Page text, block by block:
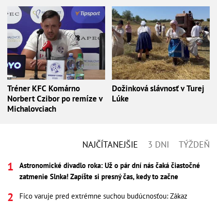
Tréner KFC Komárno
Norbert Czibor po remíze v
Michalovciach
Dožinková slávnosť v Turej
Lúke
NAJČÍTANEJŠIE 3 DNI TÝŽDEŇ
Astronomické divadlo roka: Už o pár dní nás čaká čiastočné
zatmenie Slnka! Zapíšte si presný čas, kedy to začne
Fico varuje pred extrémne suchou budúcnosťou: Zákaz